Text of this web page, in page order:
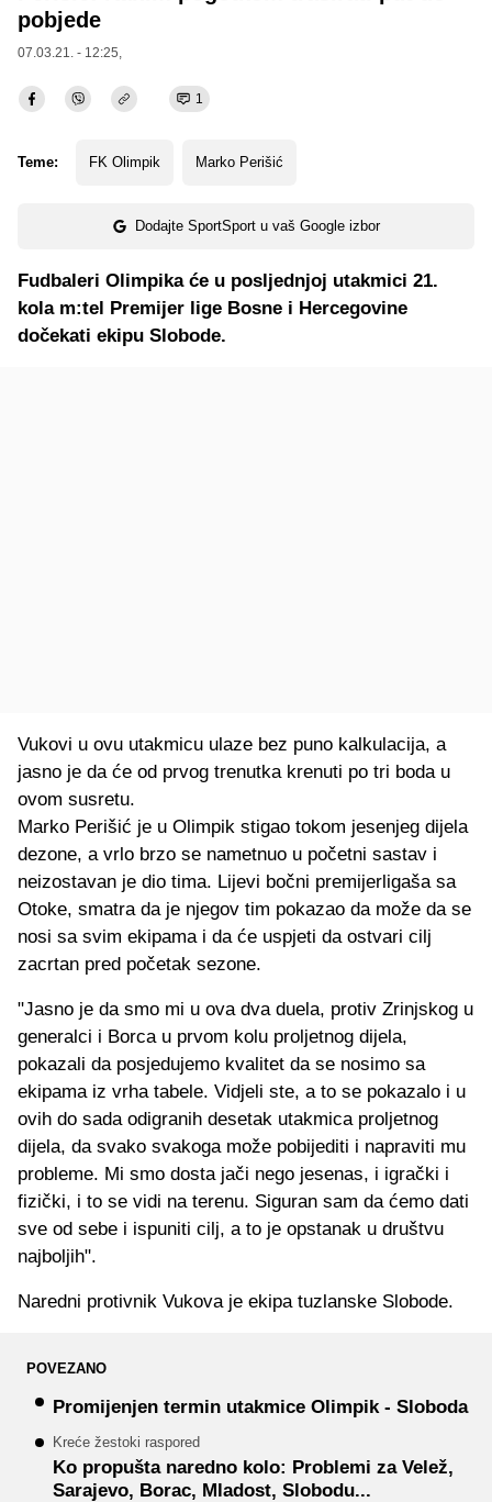
pobjede
07.03.21. - 12:25,
1
Teme: FK Olimpik Marko Perišić
Dodajte SportSport u vaš Google izbor
Fudbaleri Olimpika će u posljednjoj utakmici 21.
kola m:tel Premijer lige Bosne i Hercegovine
dočekati ekipu Slobode.
Vukovi u ovu utakmicu ulaze bez puno kalkulacija, a
jasno je da će od prvog trenutka krenuti po tri boda u
ovom susretu.
Marko Perišić je u Olimpik stigao tokom jesenjeg dijela
dezone, a vrlo brzo se nametnuo u početni sastav i
neizostavan je dio tima. Lijevi bočni premijerligaša sa
Otoke, smatra da je njegov tim pokazao da može da se
nosi sa svim ekipama i da će uspjeti da ostvari cilj
zacrtan pred početak sezone.
"Jasno je da smo mi u ova dva duela, protiv Zrinjskog u
generalci i Borca u prvom kolu proljetnog dijela,
pokazali da posjedujemo kvalitet da se nosimo sa
ekipama iz vrha tabele. Vidjeli ste, a to se pokazalo i u
ovih do sada odigranih desetak utakmica proljetnog
dijela, da svako svakoga može pobijediti i napraviti mu
probleme. Mi smo dosta jači nego jesenas, i igrački i
fizički, i to se vidi na terenu. Siguran sam da ćemo dati
sve od sebe i ispuniti cilj, a to je opstanak u društvu
najboljih".
Naredni protivnik Vukova je ekipa tuzlanske Slobode.
POVEZANO
Promijenjen termin utakmice Olimpik - Sloboda
Kreće žestoki raspored
Ko propušta naredno kolo: Problemi za Velež,
Sarajevo, Borac, Mladost, Slobodu...